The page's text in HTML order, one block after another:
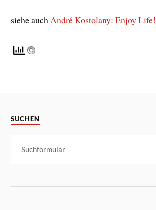
siehe auchAndré Kostolany: Enjoy Life!
SUCHEN